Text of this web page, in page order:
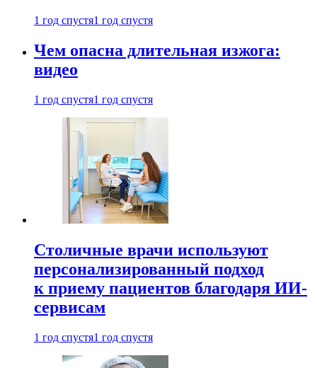
1 год спустя1 год спустя
Чем опасна длительная изжога:
видео
1 год спустя1 год спустя
Столичные врачи используют
персонализированный подход
к приему пациентов благодаря ИИ-
сервисам
1 год спустя1 год спустя